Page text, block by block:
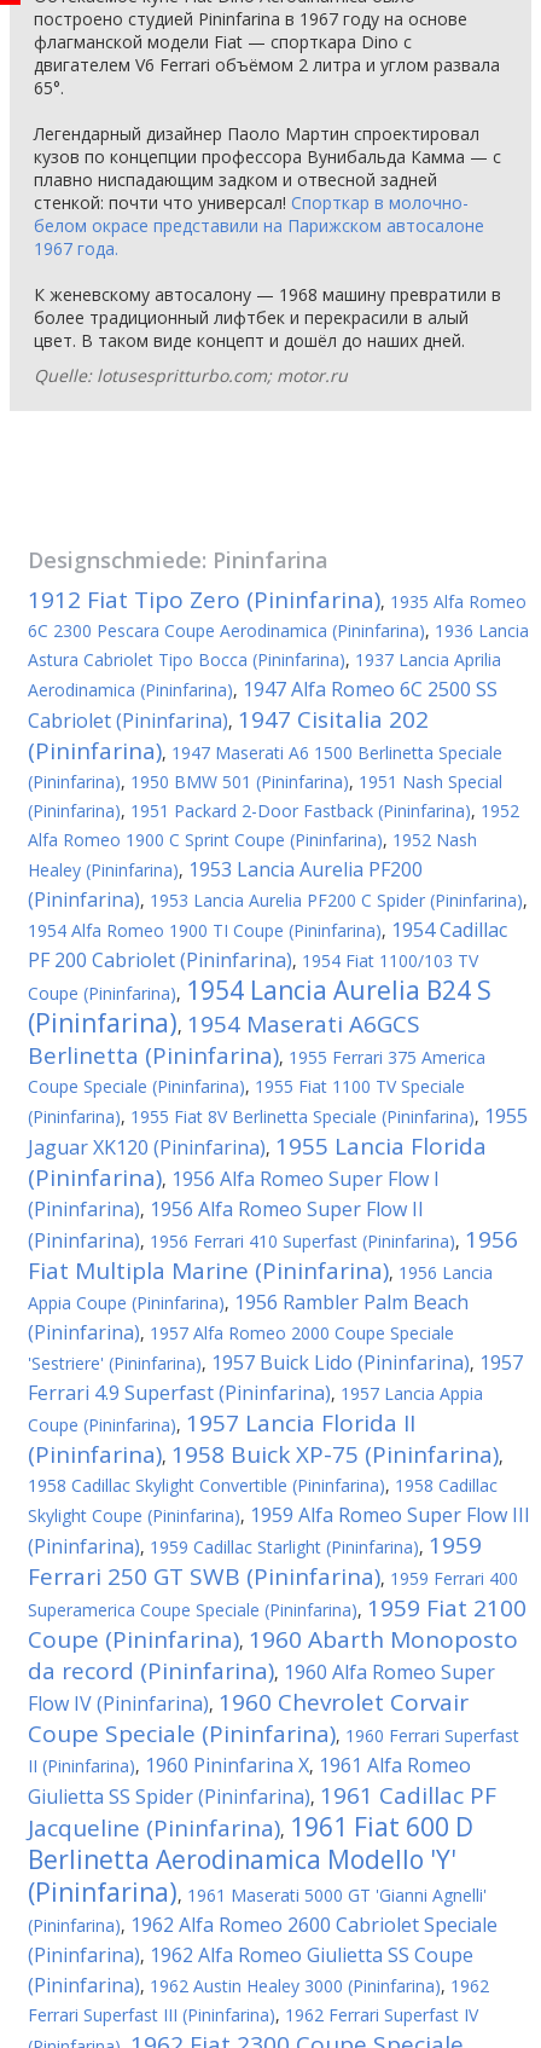
построено студией Pininfarina в 1967 году на основе
флагманской модели Fiat — спорткара Dino c
двигателем V6 Ferrari объёмом 2 литра и углом развала
65°.
Легендарный дизайнер Паоло Мартин спроектировал
кузов по концепции профессора Вунибальда Камма — с
плавно ниспадающим задком и отвесной задней
стенкой: почти что универсал! Спорткар в молочно-
белом окрасе представили на Парижском автосалоне
1967 года.
К женевскому автосалону — 1968 машину превратили в
более традиционный лифтбек и перекрасили в алый
цвет. В таком виде концепт и дошёл до наших дней.
Quelle: lotusespritturbo.com; motor.ru
Designschmiede: Pininfarina
1912 Fiat Tipo Zero (Pininfarina), 1935 Alfa Romeo
6C 2300 Pescara Coupe Aerodinamica (Pininfarina), 1936 Lancia
Astura Cabriolet Tipo Bocca (Pininfarina), 1937 Lancia Aprilia
Aerodinamica (Pininfarina), 1947 Alfa Romeo 6C 2500 SS
Cabriolet (Pininfarina), 1947 Cisitalia 202
(Pininfarina), 1947 Maserati A6 1500 Berlinetta Speciale
(Pininfarina), 1950 BMW 501 (Pininfarina), 1951 Nash Special
(Pininfarina), 1951 Packard 2-Door Fastback (Pininfarina), 1952
Alfa Romeo 1900 C Sprint Coupe (Pininfarina), 1952 Nash
Healey (Pininfarina), 1953 Lancia Aurelia PF200
(Pininfarina), 1953 Lancia Aurelia PF200 C Spider (Pininfarina),
1954 Alfa Romeo 1900 TI Coupe (Pininfarina), 1954 Cadillac
PF 200 Cabriolet (Pininfarina), 1954 Fiat 1100/103 TV
Coupe (Pininfarina), 1954 Lancia Aurelia B24 S
(Pininfarina), 1954 Maserati A6GCS
Berlinetta (Pininfarina), 1955 Ferrari 375 America
Coupe Speciale (Pininfarina), 1955 Fiat 1100 TV Speciale
(Pininfarina), 1955 Fiat 8V Berlinetta Speciale (Pininfarina), 1955
Jaguar XK120 (Pininfarina), 1955 Lancia Florida
(Pininfarina), 1956 Alfa Romeo Super Flow I
(Pininfarina), 1956 Alfa Romeo Super Flow II
(Pininfarina), 1956 Ferrari 410 Superfast (Pininfarina), 1956
Fiat Multipla Marine (Pininfarina), 1956 Lancia
Appia Coupe (Pininfarina), 1956 Rambler Palm Beach
(Pininfarina), 1957 Alfa Romeo 2000 Coupe Speciale
'Sestriere' (Pininfarina), 1957 Buick Lido (Pininfarina), 1957
Ferrari 4.9 Superfast (Pininfarina), 1957 Lancia Appia
Coupe (Pininfarina), 1957 Lancia Florida II
(Pininfarina), 1958 Buick XP-75 (Pininfarina),
1958 Cadillac Skylight Convertible (Pininfarina), 1958 Cadillac
Skylight Coupe (Pininfarina), 1959 Alfa Romeo Super Flow III
(Pininfarina), 1959 Cadillac Starlight (Pininfarina), 1959
Ferrari 250 GT SWB (Pininfarina), 1959 Ferrari 400
Superamerica Coupe Speciale (Pininfarina), 1959 Fiat 2100
Coupe (Pininfarina), 1960 Abarth Monoposto
da record (Pininfarina), 1960 Alfa Romeo Super
Flow IV (Pininfarina), 1960 Chevrolet Corvair
Coupe Speciale (Pininfarina), 1960 Ferrari Superfast
II (Pininfarina), 1960 Pininfarina X, 1961 Alfa Romeo
Giulietta SS Spider (Pininfarina), 1961 Cadillac PF
Jacqueline (Pininfarina), 1961 Fiat 600 D
Berlinetta Aerodinamica Modello 'Y'
(Pininfarina), 1961 Maserati 5000 GT 'Gianni Agnelli'
(Pininfarina), 1962 Alfa Romeo 2600 Cabriolet Speciale
(Pininfarina), 1962 Alfa Romeo Giulietta SS Coupe
(Pininfarina), 1962 Austin Healey 3000 (Pininfarina), 1962
Ferrari Superfast III (Pininfarina), 1962 Ferrari Superfast IV